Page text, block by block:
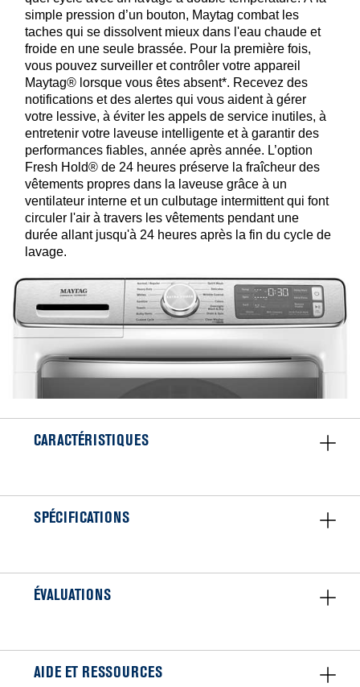
simple pression d’un bouton, Maytag combat les
taches qui se dissolvent mieux dans l'eau chaude et
froide en une seule brassée. Pour la première fois,
vous pouvez surveiller et contrôler votre appareil
Maytag® lorsque vous êtes absent*. Recevez des
notifications et des alertes qui vous aident à gérer
votre lessive, à éviter les appels de service inutiles, à
entretenir votre laveuse intelligente et à garantir des
performances fiables, année après année. L’option
Fresh Hold® de 24 heures préserve la fraîcheur des
vêtements propres dans la laveuse grâce à un
ventilateur interne et un culbutage intermittent qui font
circuler l'air à travers les vêtements pendant une
durée allant jusqu'à 24 heures après la fin du cycle de
lavage.
CARACTÉRISTIQUES
SPÉCIFICATIONS
ÉVALUATIONS
AIDE ET RESSOURCES